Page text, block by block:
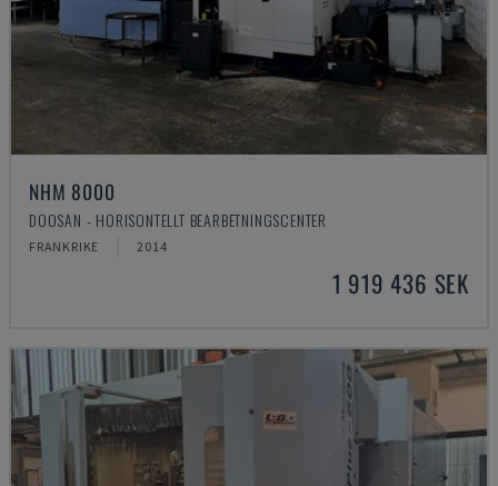
NHM 8000
DOOSAN - HORISONTELLT BEARBETNINGSCENTER
FRANKRIKE 2014
1 919 436 SEK